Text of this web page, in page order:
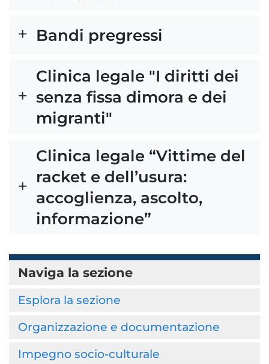
Bandi pregressi
Clinica legale "I diritti dei
senza fissa dimora e dei
migranti"
Clinica legale “Vittime del
racket e dell’usura:
accoglienza, ascolto,
informazione”
Naviga la sezione
Esplora la sezione
Organizzazione e documentazione
Impegno socio-culturale